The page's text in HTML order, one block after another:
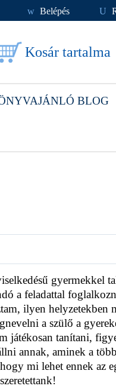
w Belépés U
Kosár tartalma
BLOG
gyermekkel
a feladattal
ilyen helyzetekben
a szülő a
játékosan tanítani,
annak, aminek a
mi lehet ennek az